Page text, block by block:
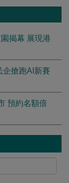
揭幕 展現港
企搶跑AI新賽
預約名額倍